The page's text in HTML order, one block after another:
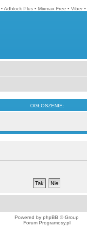
• Adblock Plus • Mixmax Free • Viber •
OGŁOSZENIE:
Powered by phpBB © Group
Forum Programosy.pl